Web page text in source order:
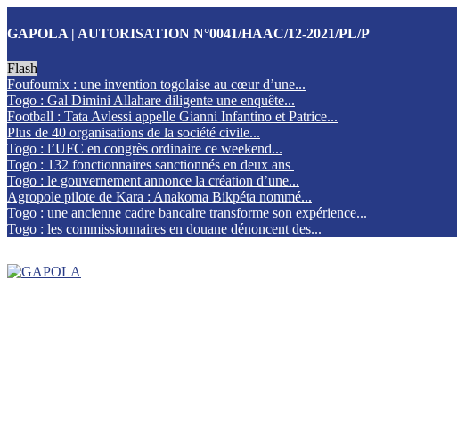
GAPOLA | AUTORISATION N°0041/HAAC/12-2021/PL/P
Flash
Foufoumix : une invention togolaise au cœur d’une...
Togo : Gal Dimini Allahare diligente une enquête...
Football : Tata Avlessi appelle Gianni Infantino et Patrice...
Plus de 40 organisations de la société civile...
Togo : l’UFC en congrès ordinaire ce weekend...
Togo : 132 fonctionnaires sanctionnés en deux ans
Togo : le gouvernement annonce la création d’une...
Agropole pilote de Kara : Anakoma Bikpéta nommé...
Togo : une ancienne cadre bancaire transforme son expérience...
Togo : les commissionnaires en douane dénoncent des...